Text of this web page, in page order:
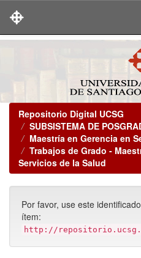
Repositorio Digital UCSG
SUBSISTEMA DE
Maestría en Gerencia en
Trabajos de Grado -
Servicios de la Salud
Por favor, use este
ítem:
http://